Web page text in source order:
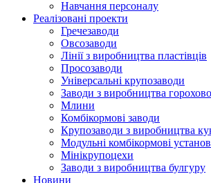
Навчання персоналу
Реалізовані проекти
Гречезаводи
Овсозаводи
Лінії з виробництва пластівців
Просозаводи
Універсальні крупозаводи
Заводи з виробництва
Млини
Комбікормові заводи
Крупозаводи з виробництва
Модульні комбікормові
Мінікрупоцехи
Заводи з виробництва булгуру
Новини